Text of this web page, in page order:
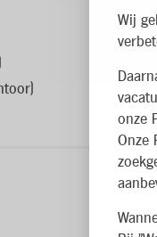
Wij
onze
Onze